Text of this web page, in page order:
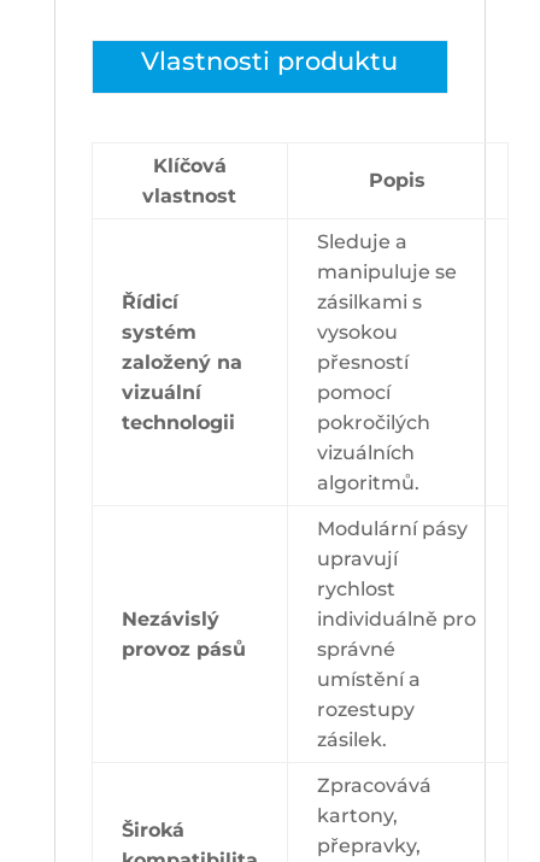
Vlastnosti produktu
Klíčová
vlastnost
Popis
Řídicí
systém
založený na
vizuální
technologii
Sleduje a
manipuluje se
zásilkami s
vysokou
přesností
pomocí
pokročilých
vizuálních
algoritmů.
Nezávislý
provoz pásů
Modulární pásy
upravují
rychlost
individuálně pro
správné
umístění a
rozestupy
zásilek.
Široká
Zpracovává
kartony,
přepravky,